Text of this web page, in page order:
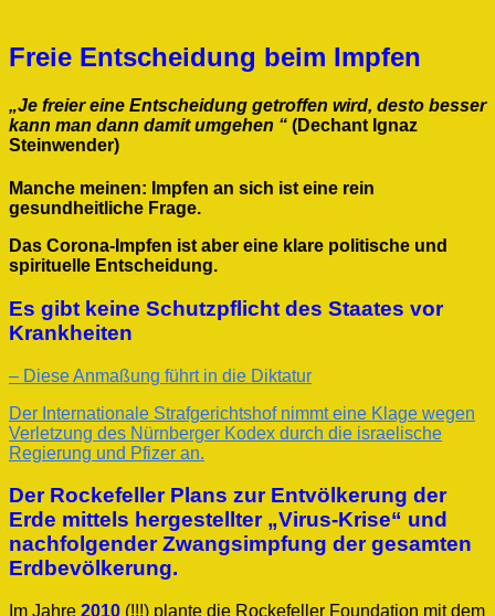
Wahrheit
–
Gebote
für
Impf-
Freie Entscheidung beim Impfen
„Je freier eine Entscheidung getroffen wird, desto besser
kann man dann damit umgehen “ (Dechant Ignaz
Steinwender)
Manche meinen: Impfen an sich ist eine rein
gesundheitliche Frage.
Das Corona-Impfen ist aber eine klare politische und
spirituelle Entscheidung.
Es gibt keine Schutzpflicht des Staates vor
Krankheiten
– Diese Anmaßung führt in die Diktatur
Der Internationale Strafgerichtshof nimmt eine Klage wegen
Verletzung des Nürnberger Kodex durch die israelische
Regierung und Pfizer an.
Der Rockefeller Plans zur Entvölkerung der
Erde mittels hergestellter „Virus-Krise“ und
nachfolgender Zwangsimpfung der gesamten
Erdbevölkerung.
Im Jahre 2010 (!!!) plante die Rockefeller Foundation mit dem